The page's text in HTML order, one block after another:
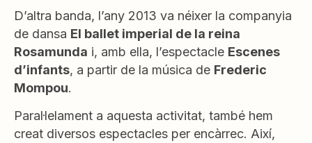
D’altra banda, l’any 2013 va néixer la companyia
de dansa El ballet imperial de la reina
Rosamunda i, amb ella, l’espectacle Escenes
d’infants, a partir de la música de Frederic
Mompou.
Paral·lelament a aquesta activitat, també hem
creat diversos espectacles per encàrrec. Així,